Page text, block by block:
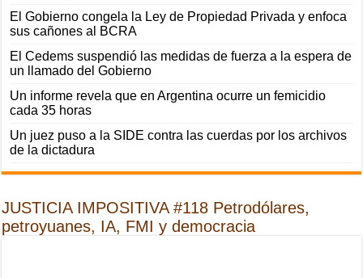
El Gobierno congela la Ley de Propiedad Privada y enfoca
sus cañones al BCRA
El Cedems suspendió las medidas de fuerza a la espera de
un llamado del Gobierno
Un informe revela que en Argentina ocurre un femicidio
cada 35 horas
Un juez puso a la SIDE contra las cuerdas por los archivos
de la dictadura
JUSTICIA IMPOSITIVA #118 Petrodólares,
petroyuanes, IA, FMI y democracia